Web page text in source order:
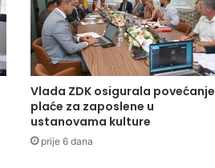
Vlada ZDK osigurala povećanje
plaće za zaposlene u
ustanovama kulture
prije 6 dana